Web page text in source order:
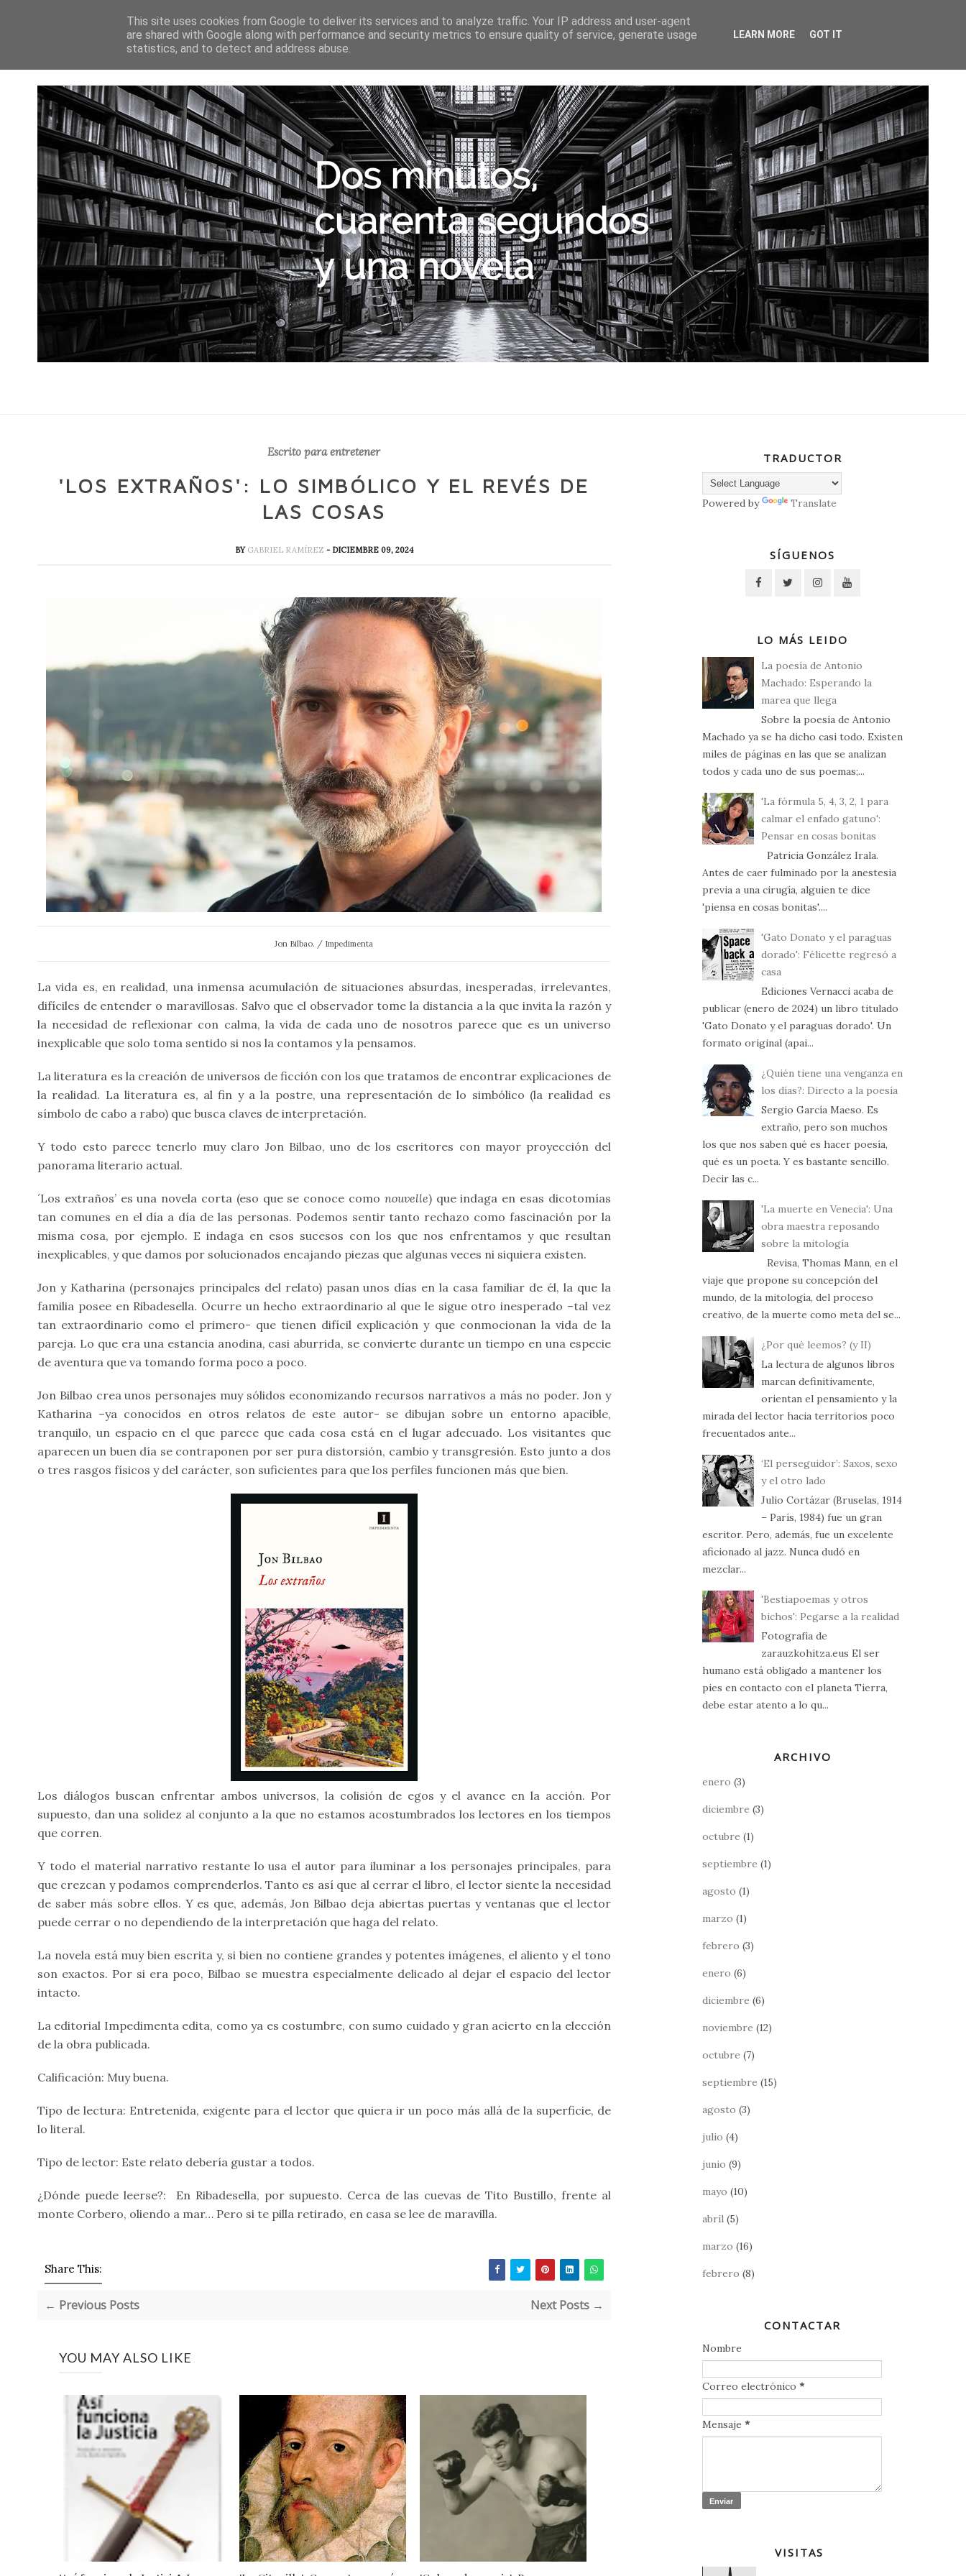
INICIO SECCIONES ESCRITORES PÁGINAS AMIGAS CONTACTAR
Escrito para entretener
'LOS EXTRAÑOS': LO SIMBÓLICO Y EL REVÉS DE
LAS COSAS
BY GABRIEL RAMÍREZ - DICIEMBRE 09, 2024
Jon Bilbao. / Impedimenta
La vida es, en realidad, una inmensa acumulación de situaciones absurdas, inesperadas, irrelevantes,
difíciles de entender o maravillosas. Salvo que el observador tome la distancia a la que invita la razón y
la necesidad de reflexionar con calma, la vida de cada uno de nosotros parece que es un universo
inexplicable que solo toma sentido si nos la contamos y la pensamos.
La literatura es la creación de universos de ficción con los que tratamos de encontrar explicaciones de
la realidad. La literatura es, al fin y a la postre, una representación de lo simbólico (la realidad es
símbolo de cabo a rabo) que busca claves de interpretación.
Y todo esto parece tenerlo muy claro Jon Bilbao, uno de los escritores con mayor proyección del
panorama literario actual.
´Los extraños’ es una novela corta (eso que se conoce como nouvelle) que indaga en esas dicotomías
tan comunes en el día a día de las personas. Podemos sentir tanto rechazo como fascinación por la
misma cosa, por ejemplo. E indaga en esos sucesos con los que nos enfrentamos y que resultan
inexplicables, y que damos por solucionados encajando piezas que algunas veces ni siquiera existen.
Jon y Katharina (personajes principales del relato) pasan unos días en la casa familiar de él, la que la
familia posee en Ribadesella. Ocurre un hecho extraordinario al que le sigue otro inesperado –tal vez
tan extraordinario como el primero- que tienen difícil explicación y que conmocionan la vida de la
pareja. Lo que era una estancia anodina, casi aburrida, se convierte durante un tiempo en una especie
de aventura que va tomando forma poco a poco.
Jon Bilbao crea unos personajes muy sólidos economizando recursos narrativos a más no poder. Jon y
Katharina –ya conocidos en otros relatos de este autor- se dibujan sobre un entorno apacible,
tranquilo, un espacio en el que parece que cada cosa está en el lugar adecuado. Los visitantes que
aparecen un buen día se contraponen por ser pura distorsión, cambio y transgresión. Esto junto a dos
o tres rasgos físicos y del carácter, son suficientes para que los perfiles funcionen más que bien.
Los diálogos buscan enfrentar ambos universos, la colisión de egos y el avance en la acción. Por
supuesto, dan una solidez al conjunto a la que no estamos acostumbrados los lectores en los tiempos
que corren.
Y todo el material narrativo restante lo usa el autor para iluminar a los personajes principales, para
que crezcan y podamos comprenderlos. Tanto es así que al cerrar el libro, el lector siente la necesidad
de saber más sobre ellos. Y es que, además, Jon Bilbao deja abiertas puertas y ventanas que el lector
puede cerrar o no dependiendo de la interpretación que haga del relato.
La novela está muy bien escrita y, si bien no contiene grandes y potentes imágenes, el aliento y el tono
son exactos. Por si era poco, Bilbao se muestra especialmente delicado al dejar el espacio del lector
intacto.
La editorial Impedimenta edita, como ya es costumbre, con sumo cuidado y gran acierto en la elección
de la obra publicada.
Calificación: Muy buena.
Tipo de lectura: Entretenida, exigente para el lector que quiera ir un poco más allá de la superficie, de
lo literal.
Tipo de lector: Este relato debería gustar a todos.
¿Dónde puede leerse?:
En Ribadesella, por supuesto. Cerca de las cuevas de Tito Bustillo, frente al
monte Corbero, oliendo a mar… Pero si te pilla retirado, en casa se lee de maravilla.
Share This:
← Previous Posts Next Posts →
YOU MAY ALSO LIKE
TRADUCTOR
Powered by Translate
SÍGUENOS
LO MÁS LEIDO
La poesía de Antonio
Machado: Esperando la
marea que llega
Sobre la poesía de Antonio
Machado ya se ha dicho casi todo. Existen
miles de páginas en las que se analizan
todos y cada uno de sus poemas;...
'La fórmula 5, 4, 3, 2, 1 para
calmar el enfado gatuno':
Pensar en cosas bonitas
Patricia González Irala.
Antes de caer fulminado por la anestesia
previa a una cirugía, alguien te dice
'piensa en cosas bonitas'....
'Gato Donato y el paraguas
dorado': Félicette regresó a
casa
Ediciones Vernacci acaba de
publicar (enero de 2024) un libro titulado
'Gato Donato y el paraguas dorado'. Un
formato original (apai...
¿Quién tiene una venganza en
los días?: Directo a la poesía
Sergio García Maeso. Es
extraño, pero son muchos
los que nos saben qué es hacer poesía,
qué es un poeta. Y es bastante sencillo.
Decir las c...
'La muerte en Venecia': Una
obra maestra reposando
sobre la mitología
Revisa, Thomas Mann, en el
viaje que propone su concepción del
mundo, de la mitología, del proceso
creativo, de la muerte como meta del se...
¿Por qué leemos? (y II)
La lectura de algunos libros
marcan definitivamente,
orientan el pensamiento y la
mirada del lector hacia territorios poco
frecuentados ante...
‘El perseguidor’: Saxos, sexo
y el otro lado
Julio Cortázar (Bruselas, 1914
– París, 1984) fue un gran
escritor. Pero, además, fue un excelente
aficionado al jazz. Nunca dudó en
mezclar...
'Bestiapoemas y otros
bichos': Pegarse a la realidad
Fotografía de
zarauzkohitza.eus El ser
humano está obligado a mantener los
pies en contacto con el planeta Tierra,
debe estar atento a lo qu...
ARCHIVO
enero (3)
diciembre (3)
octubre (1)
septiembre (1)
agosto (1)
marzo (1)
febrero (3)
enero (6)
diciembre (6)
noviembre (12)
octubre (7)
septiembre (15)
agosto (3)
julio (4)
junio (9)
mayo (10)
abril(5)
marzo (16)
febrero (8)
CONTACTAR
Nombre
Correo electrónico *
Mensaje *
VISITAS
This site uses cookies from Google to deliver its services and to analyze traffic. Your IP address and user-agent
are shared with Google along with performance and security metrics to ensure quality of service, generate usage
statistics, and to detect and address abuse.
LEARN MORE GOT IT